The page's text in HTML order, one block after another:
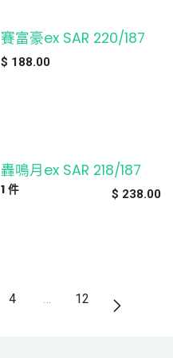
缺貨
賽富豪ex SAR 220/187
$ 188.00
轟鳴月ex SAR 218/187
$ 238.00
1 件
4 12